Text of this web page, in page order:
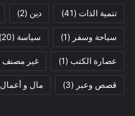
تنمية الذات (41) دين (2)
سياحة وسفر (1) سياسة (20)
عصارة الكتب (1) غير مصنف
قصص وعبر (3) مال و أعمال